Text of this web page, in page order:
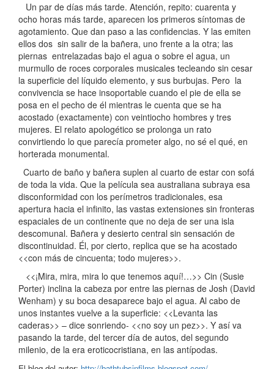
Un par de días más tarde. Atención, repito: cuarenta y
ocho horas más tarde, aparecen los primeros síntomas de
agotamiento. Que dan paso a las confidencias. Y las emiten
ellos dos sin salir de la bañera, uno frente a la otra; las
piernas entrelazadas bajo el agua o sobre el agua, un
murmullo de roces corporales musicales tecleando sin cesar
la superficie del líquido elemento, y sus burbujas. Pero la
convivencia se hace insoportable cuando el pie de ella se
posa en el pecho de él mientras le cuenta que se ha
acostado (exactamente) con veintiocho hombres y tres
mujeres. El relato apologético se prolonga un rato
convirtiendo lo que parecía prometer algo, no sé el qué, en
horterada monumental.
Cuarto de baño y bañera suplen al cuarto de estar con sofá
de toda la vida. Que la película sea australiana subraya esa
disconformidad con los perímetros tradicionales, esa
apertura hacia el infinito, las vastas extensiones sin fronteras
espaciales de un continente que no deja de ser una isla
descomunal. Bañera y desierto central sin sensación de
discontinuidad. Él, por cierto, replica que se ha acostado
<<con más de cincuenta; todo mujeres>>.
<<¡Mira, mira, mira lo que tenemos aquí!…>> Cin (Susie
Porter) inclina la cabeza por entre las piernas de Josh (David
Wenham) y su boca desaparece bajo el agua. Al cabo de
unos instantes vuelve a la superficie: <<Levanta las
caderas>> – dice sonriendo- <<no soy un pez>>. Y así va
pasando la tarde, del tercer día de autos, del segundo
milenio, de la era eroticocristiana, en las antípodas.